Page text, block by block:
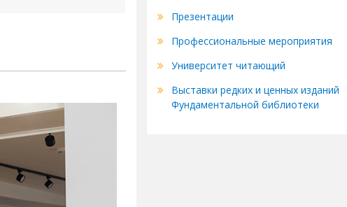
Презентации
Профессиональные мероприятия
Университет читающий
Выставки редких и ценных изданий
Фундаментальной библиотеки